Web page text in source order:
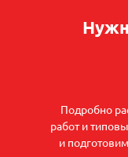
Подробно
работ и
и